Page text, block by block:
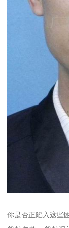
你是否正陷入这些